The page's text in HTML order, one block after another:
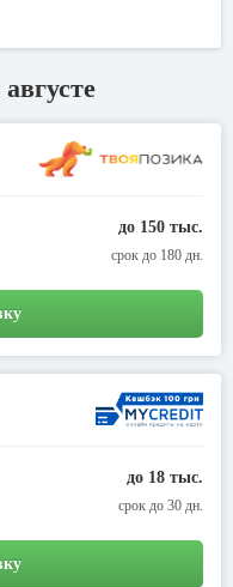
до 150 тыс.
срок до 180 дн.
до 18 тыс.
срок до 30 дн.